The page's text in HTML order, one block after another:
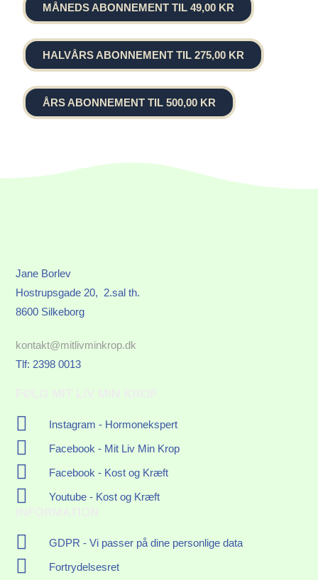
MÅNEDS ABONNEMENT TIL 49,00 KR
HALVÅRS ABONNEMENT TIL 275,00 KR
ÅRS ABONNEMENT TIL 500,00 KR
Jane Borlev
Hostrupsgade 20, 2.sal th.
8600 Silkeborg
kontakt@mitlivminkrop.dk
Tlf: 2398 0013
Instagram - Hormonekspert
Facebook - Mit Liv Min Krop
Facebook - Kost og Kræft
Youtube - Kost og Kræft
GDPR - Vi passer på dine personlige data
Fortrydelsesret